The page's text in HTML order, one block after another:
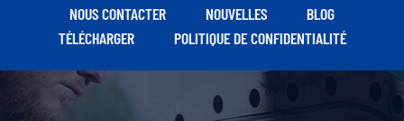
NOUS CONTACTER
NOUVELLES
BLOG
TÉLÉCHARGER
POLITIQUE DE CONFIDENTIALITÉ